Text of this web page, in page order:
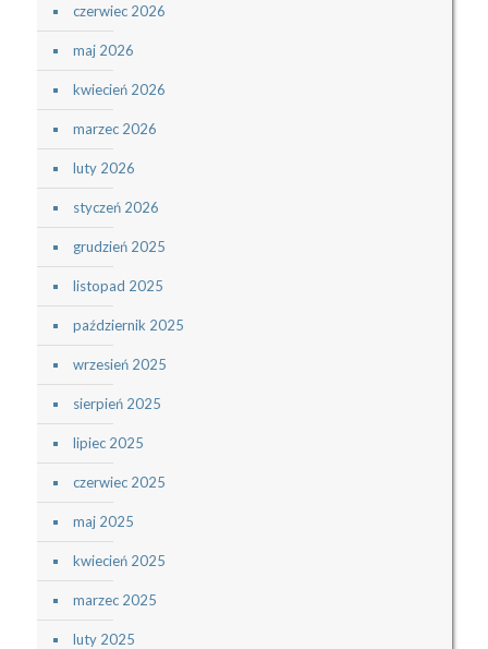
czerwiec 2026
maj 2026
kwiecień 2026
marzec 2026
luty 2026
styczeń 2026
grudzień 2025
listopad 2025
październik 2025
wrzesień 2025
sierpień 2025
lipiec 2025
czerwiec 2025
maj 2025
kwiecień 2025
marzec 2025
luty 2025